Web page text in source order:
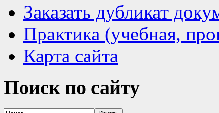
Заказать дубликат
Практика (учебная,
Карта сайта
Поиск по сайту